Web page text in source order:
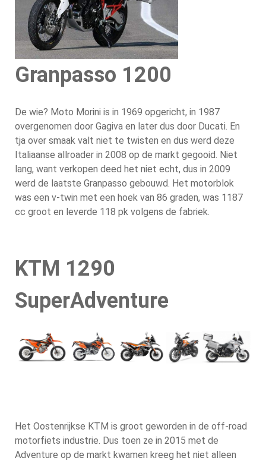
Granpasso 1200
De wie? Moto Morini is in 1969 opgericht, in 1987
overgenomen door Gagiva en later dus door Ducati. En
tja over smaak valt niet te twisten en dus werd deze
Italiaanse allroader in 2008 op de markt gegooid. Niet
lang, want verkopen deed het niet echt, dus in 2009
werd de laatste Granpasso gebouwd. Het motorblok
was een v-twin met een hoek van 86 graden, was 1187
cc groot en leverde 118 pk volgens de fabriek.
KTM 1290
SuperAdventure
Het Oostenrijkse KTM is groot geworden in de off-road
motorfiets industrie. Dus toen ze in 2015 met de
Adventure op de markt kwamen kreeg het niet alleen